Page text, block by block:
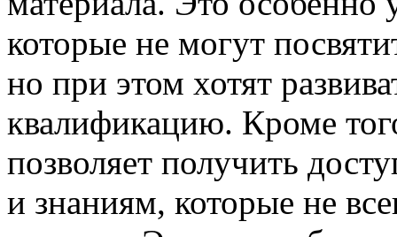
которые не могут
но при этом хотят
квалификацию. Кроме
позволяет получить
и знаниям, которые не